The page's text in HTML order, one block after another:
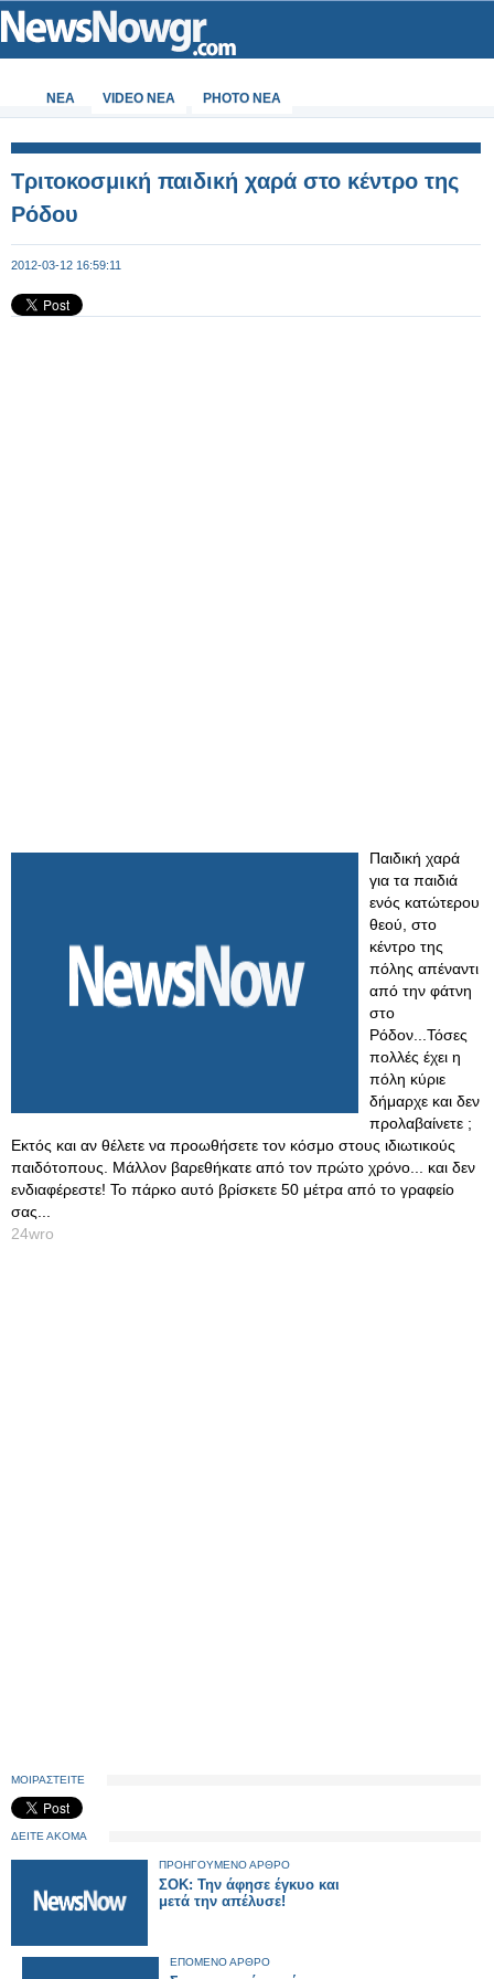
ΝΕΑ VIDEO NEA PHOTO NEA
Τριτοκοσμική παιδική χαρά στο κέντρο της
Ρόδου
2012-03-12 16:59:11
Παιδική χαρά
για τα παιδιά
ενός κατώτερου
θεού, στο
κέντρο της
πόλης απέναντι
από την φάτνη
στο
Ρόδον...Τόσες
πολλές έχει η
πόλη κύριε
δήμαρχε και δεν
προλαβαίνετε ;
Εκτός και αν θέλετε να προωθήσετε τον κόσμο στους ιδιωτικούς
παιδότοπους. Μάλλον βαρεθήκατε από τον πρώτο χρόνο... και δεν
ενδιαφέρεστε! Το πάρκο αυτό βρίσκετε 50 μέτρα από το γραφείο
σας...
24wro
ΜΟΙΡΑΣΤΕΙΤΕ
ΔΕΙΤΕ ΑΚΟΜΑ
ΠΡΟΗΓΟΥΜΕΝΟ ΑΡΘΡΟ
ΣΟΚ: Την άφησε έγκυο και
μετά την απέλυσε!
ΕΠΟΜΕΝΟ ΑΡΘΡΟ